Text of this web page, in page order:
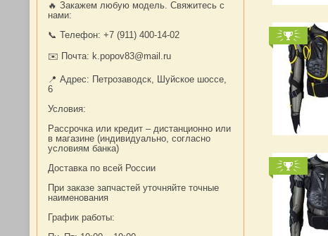
🔥 Закажем любую модель. Свяжитесь с
нами:
📞 Телефон: +7 (911) 400-14-02
✉️ Почта: k.popov83@mail.ru
📍 Адрес: Петрозаводск, Шуйское шоссе,
6
Условия:
Рассрочка или кредит – дистанционно или
в магазине (индивидуально, согласно
условиям банка)
Доставка по всей России
При заказе запчастей уточняйте точные
наименования
График работы: